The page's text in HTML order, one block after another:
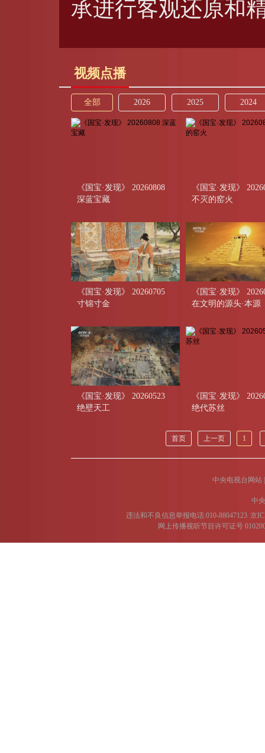
承进行客观还原和
视频点播
全部 2026 2025 2024
《国宝·发现》 20260808
深蓝宝藏
《国宝·发现》
不灭的窑火
《国宝·发现》 20260705
寸锦寸金
《国宝·发现》
在文明的源头·本源
《国宝·发现》 20260523
绝壁天工
《国宝·发现》
绝代苏丝
首页 上一页 1
中央电视台网站
中
违法和不良信息举报电话:010-88047123 京
网上传播视听节目许可证号